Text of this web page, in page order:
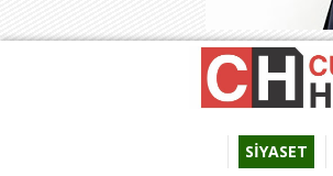
SİYASET